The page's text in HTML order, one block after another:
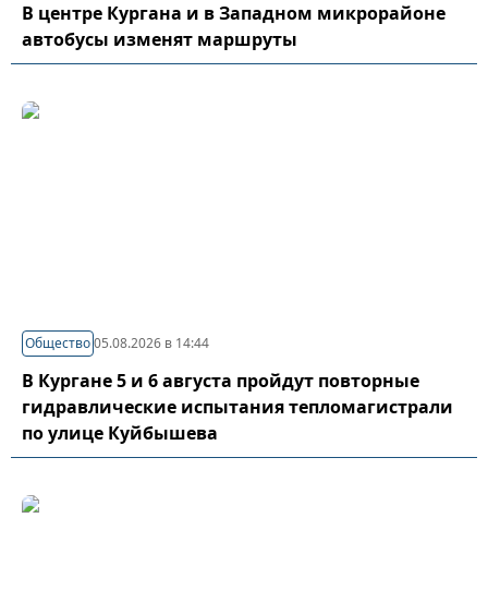
В центре Кургана и в Западном микрорайоне
автобусы изменят маршруты
Общество05.08.2026 в 14:44
В Кургане 5 и 6 августа пройдут повторные
гидравлические испытания тепломагистрали
по улице Куйбышева